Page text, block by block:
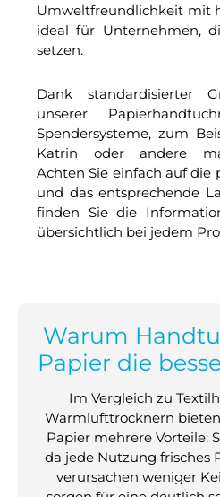
Umweltfreundlichkeit mit
ideal für Unternehmen,
setzen.
Dank standardisierter
unserer
Spendersysteme, zum
Katrin oder andere
Achten Sie einfach auf die
und das entsprechende
finden Sie die
übersichtlich bei jedem
Warum
Papier die
Im Vergleich zu
Warmlufttrocknern
Papier mehrere Vorteile:
da jede Nutzung frisches
verursachen weniger